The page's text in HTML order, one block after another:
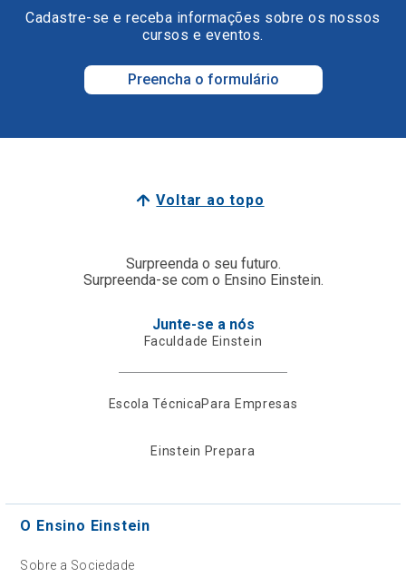
Cadastre-se e receba informações sobre os nossos
cursos e eventos.
Preencha o formulário
Voltar ao topo
Surpreenda o seu futuro.
Surpreenda-se com o Ensino Einstein.
Junte-se a nós
Faculdade Einstein
Escola TécnicaPara Empresas
Einstein Prepara
O Ensino Einstein
Sobre a Sociedade